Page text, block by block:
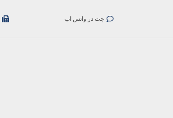
چت در واتس اپ